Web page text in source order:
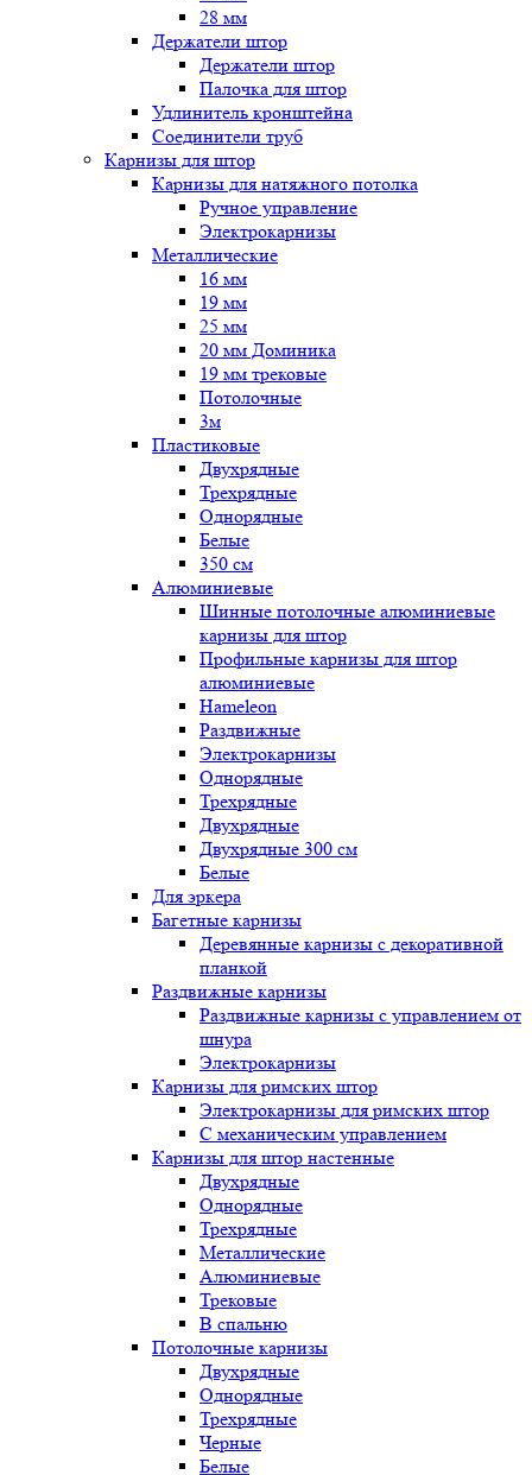
28 мм
Держатели штор
Держатели штор
Палочка для штор
Удлинитель кронштейна
Соединители труб
Карнизы для штор
Карнизы для натяжного потолка
Ручное управление
Электрокарнизы
Металлические
16 мм
19 мм
25 мм
20 мм Доминика
19 мм трековые
Потолочные
3м
Пластиковые
Двухрядные
Трехрядные
Однорядные
Белые
350 см
Алюминиевые
Шинные потолочные алюминиевые
карнизы для штор
Профильные карнизы для штор
алюминиевые
Hameleon
Раздвижные
Электрокарнизы
Однорядные
Трехрядные
Двухрядные
Двухрядные 300 см
Белые
Для эркера
Багетные карнизы
Деревянные карнизы с декоративной
планкой
Раздвижные карнизы
Раздвижные карнизы с управлением от
шнура
Электрокарнизы
Карнизы для римских штор
Электрокарнизы для римских штор
C механическим управлением
Карнизы для штор настенные
Двухрядные
Однорядные
Трехрядные
Металлические
Алюминиевые
Трековые
В спальню
Потолочные карнизы
Двухрядные
Однорядные
Трехрядные
Черные
Белые